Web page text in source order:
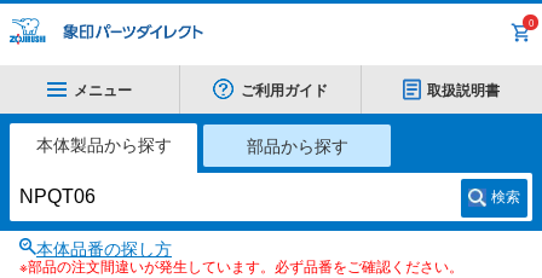
0
メニュー ご利用ガイド 取扱説明書
本体製品から探す 部品から探す
検索
本体品番の探し方
※部品の注文間違いが発生しています。必ず品番をご確認ください。